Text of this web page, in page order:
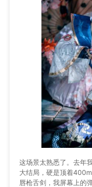
这场景太熟悉了。去年
大结局，硬是顶着
唇枪舌剑，我屏幕上